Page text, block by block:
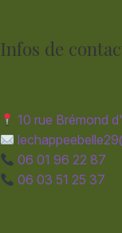
Infos de
10 rue Brémond
06 01 96 22 87
06 03 51 25 37